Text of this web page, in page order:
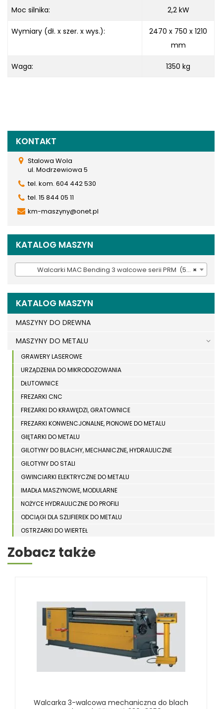
Moc silnika: 2,2 kW
Wymiary (dł. x szer. x wys.): 2470 x 750 x 1210
mm
Waga: 1350 kg
KONTAKT
Stalowa Wola
ul. Modrzewiowa 5
tel. kom. 604 442 530
tel. 15 844 05 11
km-maszyny@onet.pl
KATALOG MASZYN
×
Walcarki MAC Bending 3 walcowe serii PRM (54)
KATALOG MASZYN
MASZYNY DO DREWNA
MASZYNY DO METALU
GRAWERY LASEROWE
URZĄDZENIA DO MIKRODOZOWANIA
DŁUTOWNICE
FREZARKI CNC
FREZARKI DO KRAWĘDZI, GRATOWNICE
FREZARKI KONWENCJONALNE, PIONOWE DO METALU
GIĘTARKI DO METALU
GILOTYNY DO BLACHY, MECHANICZNE, HYDRAULICZNE
GILOTYNY DO STALI
GWINCIARKI ELEKTRYCZNE DO METALU
IMADŁA MASZYNOWE, MODULARNE
NOŻYCE HYDRAULICZNE DO PROFILI
ODCIĄGI DLA SZLIFIEREK DO METALU
OSTRZARKI DO WIERTEŁ
PIŁY TAŚMOWE DO METALU
STOJAKI
STOŁY ROLKOWE
SZLIFIERKI DO METALU, PŁASZCZYZN
WALCARKI DO BLACHY MAC BENDING
Zobacz także
Walcarka 3-walcowa mechaniczna do blach